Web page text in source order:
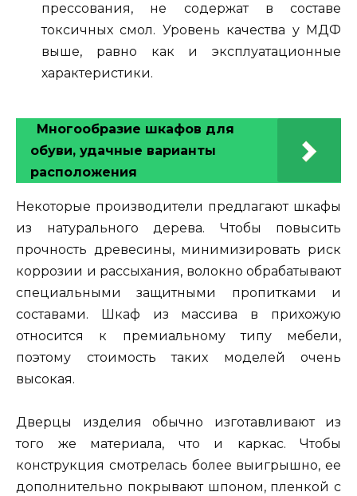
прессования, не содержат в составе
токсичных смол. Уровень качества у МДФ
выше, равно как и эксплуатационные
характеристики.
Многообразие шкафов для
обуви, удачные варианты
расположения
Некоторые производители предлагают шкафы
из натурального дерева. Чтобы повысить
прочность древесины, минимизировать риск
коррозии и рассыхания, волокно обрабатывают
специальными защитными пропитками и
составами. Шкаф из массива в прихожую
относится к премиальному типу мебели,
поэтому стоимость таких моделей очень
высокая.
Дверцы изделия обычно изготавливают из
того же материала, что и каркас. Чтобы
конструкция смотрелась более выигрышно, ее
дополнительно покрывают шпоном, пленкой с